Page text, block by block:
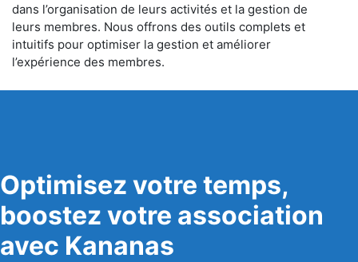
dans l’organisation de leurs activités et la gestion de
leurs membres. Nous offrons des outils complets et
intuitifs pour optimiser la gestion et améliorer
l’expérience des membres.
Optimisez votre temps,
boostez votre association
avec Kananas